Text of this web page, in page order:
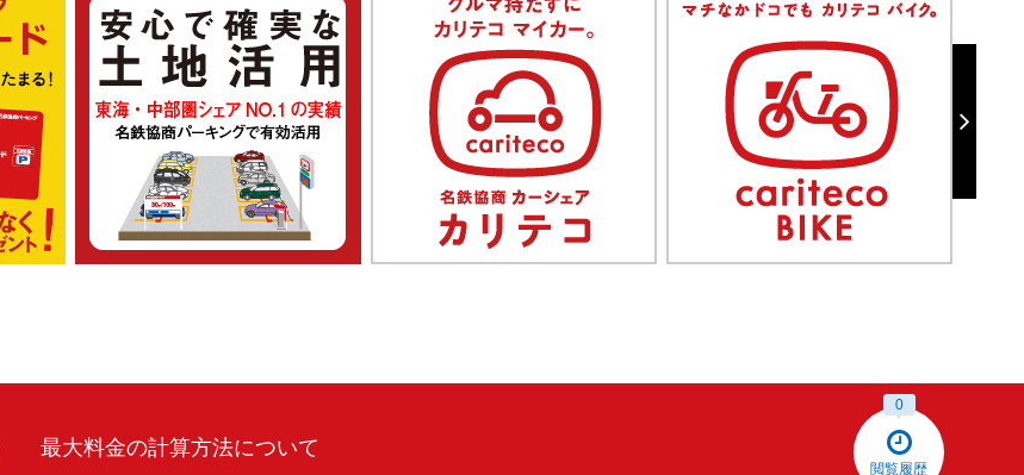
閲覧履歴
0
最大料金の計算方法について